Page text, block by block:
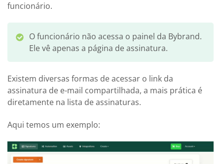
funcionário.
O funcionário não acessa o painel da Bybrand.
Ele vê apenas a página de assinatura.
Existem diversas formas de acessar o link da
assinatura de e-mail compartilhada, a mais prática é
diretamente na lista de assinaturas.
Aqui temos um exemplo: